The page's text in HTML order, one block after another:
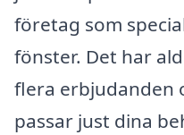
företag som
fönster. Det har
flera erbjudanden
passar just dina